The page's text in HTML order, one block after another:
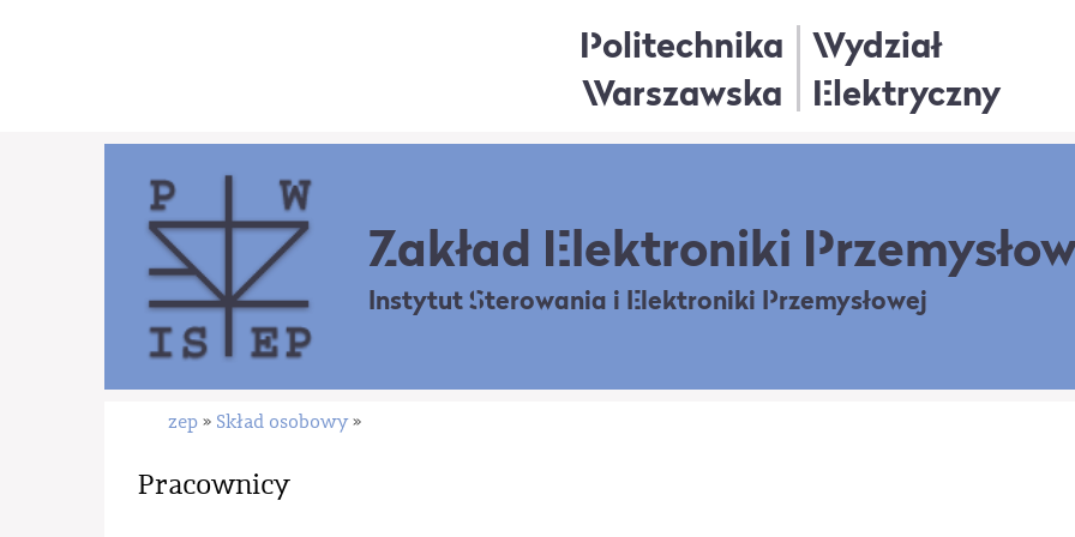
Politechnika
Warszawska
Wydział
Elektryczny
Zakład Elektroniki
Instytut Sterowania i Elektroniki Przemysłowej
zep » Skład osobowy »
Pracownicy